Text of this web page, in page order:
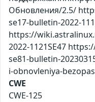
Обновления/2.5/
se17-bulletin-2022-
https://
2022-1121SE47
se81-bulletin-
i-obnovleniya-
CWE
CWE-125